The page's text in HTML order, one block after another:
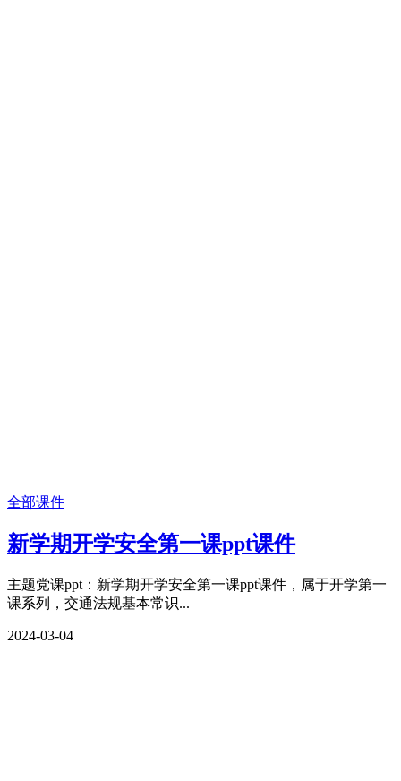
全部课件
新学期开学安全第一课ppt课件
主题党课ppt：新学期开学安全第一课ppt课件，属于开学第一
课系列，交通法规基本常识...
2024-03-04